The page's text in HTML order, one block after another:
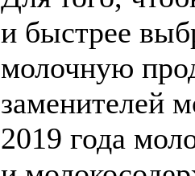
и быстрее
молочную
заменителей
2019 года